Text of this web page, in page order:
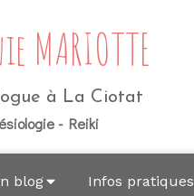
MARIOTTE
à La Ciotat
- Reiki
blog Infos pratiques